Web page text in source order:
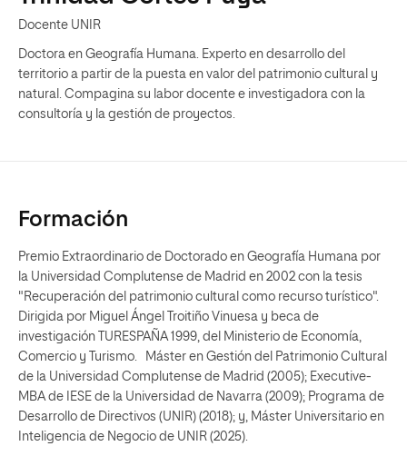
Docente UNIR
Doctora en Geografía Humana. Experto en desarrollo del
territorio a partir de la puesta en valor del patrimonio cultural y
natural. Compagina su labor docente e investigadora con la
consultoría y la gestión de proyectos.
Formación
Premio Extraordinario de Doctorado en Geografía Humana por
la Universidad Complutense de Madrid en 2002 con la tesis
"Recuperación del patrimonio cultural como recurso turístico".
Dirigida por Miguel Ángel Troitiño Vinuesa y beca de
investigación TURESPAÑA 1999, del Ministerio de Economía,
Comercio y Turismo. Máster en Gestión del Patrimonio Cultural
de la Universidad Complutense de Madrid (2005); Executive-
MBA de IESE de la Universidad de Navarra (2009); Programa de
Desarrollo de Directivos (UNIR) (2018); y, Máster Universitario en
Inteligencia de Negocio de UNIR (2025).